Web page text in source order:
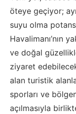
öteye geçiyor;
suyu olma
Havalimanı’nın
ve doğal
ziyaret
alan turistik
sporları ve
açılmasıyla